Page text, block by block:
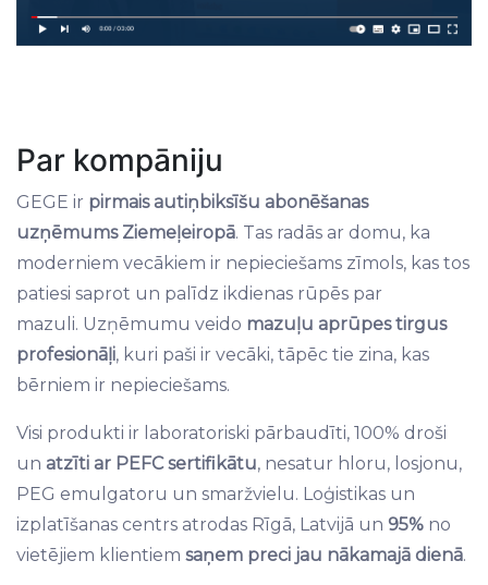
Par kompāniju
GEGE ir pirmais autiņbiksīšu abonēšanas
uzņēmums Ziemeļeiropā. Tas radās ar domu, ka
moderniem vecākiem ir nepieciešams zīmols, kas tos
patiesi saprot un palīdz ikdienas rūpēs par
mazuli. Uzņēmumu veido mazuļu aprūpes tirgus
profesionāļi, kuri paši ir vecāki, tāpēc tie zina, kas
bērniem ir nepieciešams.
Visi produkti ir laboratoriski pārbaudīti, 100% droši
un atzīti ar PEFC sertifikātu, nesatur hloru, losjonu,
PEG emulgatoru un smaržvielu. Loģistikas un
izplatīšanas centrs atrodas Rīgā, Latvijā un 95% no
vietējiem klientiem saņem preci jau nākamajā dienā.